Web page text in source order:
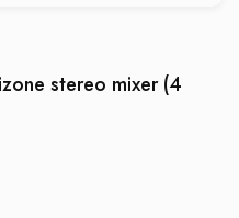
stereo mixer (4